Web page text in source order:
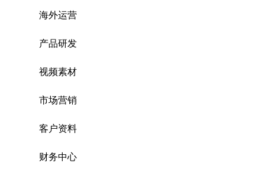
海外运营
产品研发
视频素材
市场营销
客户资料
财务中心